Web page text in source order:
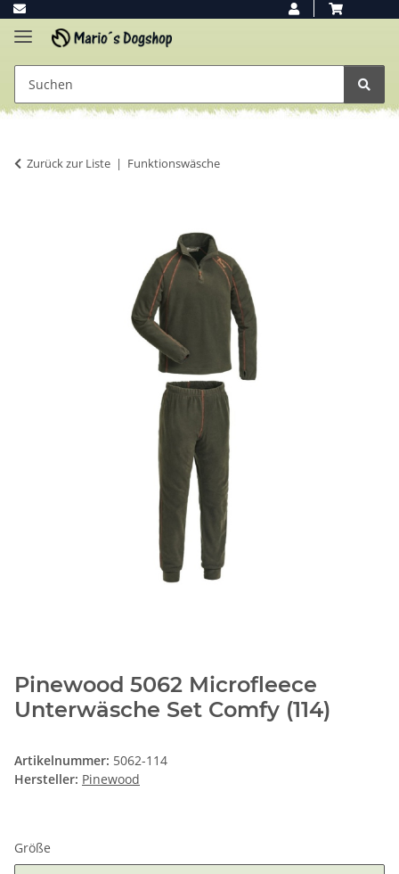
Zurück zur Liste Funktionswäsche
Pinewood 5062 Microfleece
Unterwäsche Set Comfy (114)
Artikelnummer: 5062-114
Hersteller: Pinewood
Größe